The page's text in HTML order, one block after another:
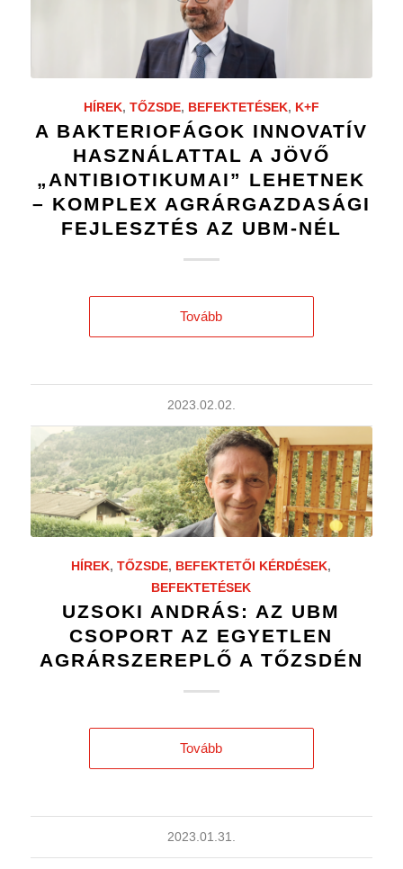
HÍREK, TŐZSDE, BEFEKTETÉSEK, K+F
A BAKTERIOFÁGOK INNOVATÍV
HASZNÁLATTAL A JÖVŐ
„ANTIBIOTIKUMAI” LEHETNEK
– KOMPLEX AGRÁRGAZDASÁGI
FEJLESZTÉS AZ UBM-NÉL
Tovább
2023.02.02.
HÍREK,TŐZSDE, BEFEKTETŐI KÉRDÉSEK,
BEFEKTETÉSEK
UZSOKI ANDRÁS: AZ UBM
CSOPORT AZ EGYETLEN
AGRÁRSZEREPLŐ A TŐZSDÉN
Tovább
2023.01.31.